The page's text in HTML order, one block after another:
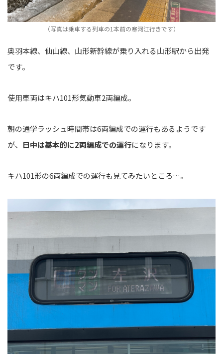
（写真は乗車する列車の1本前の寒河江行きです）
奥羽本線、仙山線、山形新幹線が乗り入れる山形駅から出発
です。
使用車両はキハ101形気動車2両編成。
朝の通学ラッシュ時間帯は6両編成での運行もあるようです
が、 日中は基本的に2両編成での運行になります。
キハ101形の6両編成での運行も見てみたいところ…。